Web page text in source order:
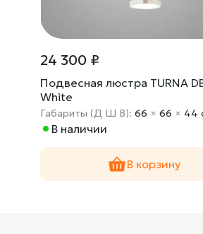
24 300 ₽
Подвесная люстра TURNA
White
Габариты (Д Ш В):66 ×66 × 44
В наличии
В корзину